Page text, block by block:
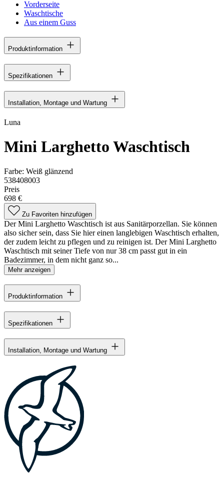
Vorderseite
Waschtische
Aus einem Guss
Produktinformation
Spezifikationen
Installation, Montage und Wartung
Luna
Mini Larghetto Waschtisch
Farbe: Weiß glänzend
538408003
Preis
698 €
Zu Favoriten hinzufügen
Der Mini Larghetto Waschtisch ist aus Sanitärporzellan. Sie können
also sicher sein, dass Sie hier einen langlebigen Waschtisch erhalten,
der zudem leicht zu pflegen und zu reinigen ist. Der Mini Larghetto
Waschtisch mit seiner Tiefe von nur 38 cm passt gut in ein
Badezimmer, in dem nicht ganz so...
Mehr anzeigen
Produktinformation
Spezifikationen
Installation, Montage und Wartung